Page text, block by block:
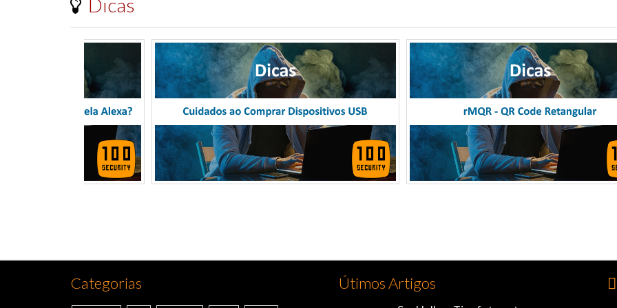
Dicas
Categorias Útimos Artigos